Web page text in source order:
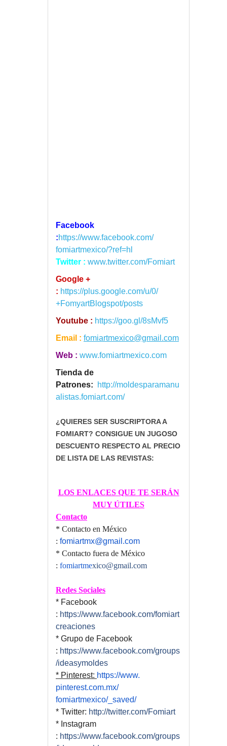
Facebook
:https://www.facebook.com/
fomiartmexico/?ref=hl
Twitter : www.twitter.com/Fomiart
Google +
: https://plus.google.com/u/0/
+FomyartBlogspot/posts
Youtube : https://goo.gl/8sMvf5
Email : fomiartmexico@gmail.com
Web : www.fomiartmexico.com
Tienda de
Patrones:
http://moldesparamanu
alistas.fomiart.com/
¿QUIERES SER SUSCRIPTORA A
FOMIART? CONSIGUE UN JUGOSO
DESCUENTO RESPECTO AL PRECIO
DE LISTA DE LAS REVISTAS:
LOS ENLACES QUE TE SERÁN
MUY ÚTILES
Contacto
* Contacto en México
: fomiartmx@gmail.com
* Contacto fuera de México
: fomiartmexico@gmail.com
Redes Sociales
* Facebook
: https://www.facebook.com/fomiart
creaciones
* Grupo de Facebook
: https://www.facebook.com/groups
/ideasymoldes
* Pinterest: https://www.
pinterest.com.mx/
fomiartmexico/_saved/
* Twitter: http://twitter.com/Fomiart
* Instagram
: https://www.facebook.com/groups